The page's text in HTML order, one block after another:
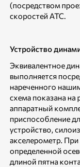
(посредством
скоростей АТС.
Устройство
Эквивалентное
выполняется
нареченного
схема показана
аппаратный
приспособление
устройство,
акселерометр.
определенной
длиной пятна